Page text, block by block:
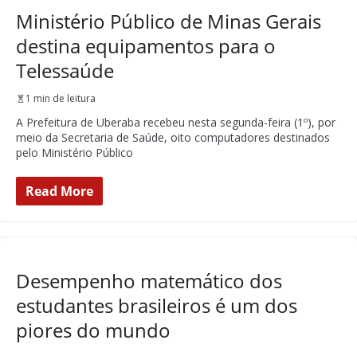
Ministério Público de Minas Gerais
destina equipamentos para o
Telessaúde
1 min de leitura
A Prefeitura de Uberaba recebeu nesta segunda-feira (1º), por
meio da Secretaria de Saúde, oito computadores destinados
pelo Ministério Público
Read More
Desempenho matemático dos
estudantes brasileiros é um dos
piores do mundo